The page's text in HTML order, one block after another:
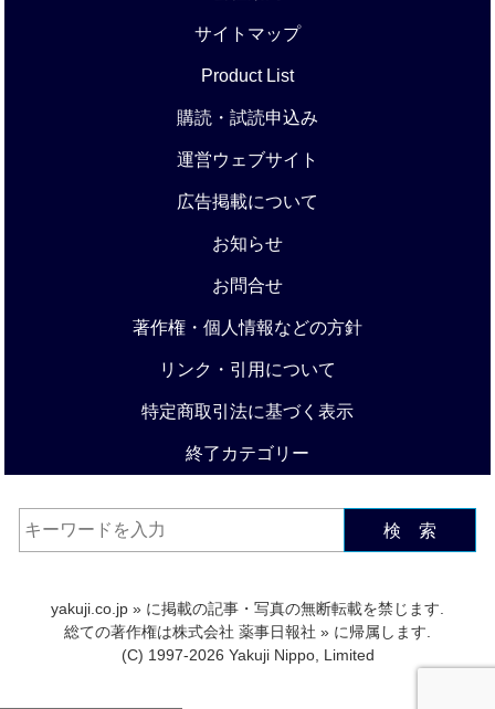
サイトマップ
Product List
購読・試読申込み
運営ウェブサイト
広告掲載について
お知らせ
お問合せ
著作権・個人情報などの方針
リンク・引用について
特定商取引法に基づく表示
終了カテゴリー
検 索
yakuji.co.jp » に掲載の記事・写真の無断転載を禁じます.
総ての著作権は株式会社 薬事日報社 » に帰属します.
(C) 1997-2026 Yakuji Nippo, Limited